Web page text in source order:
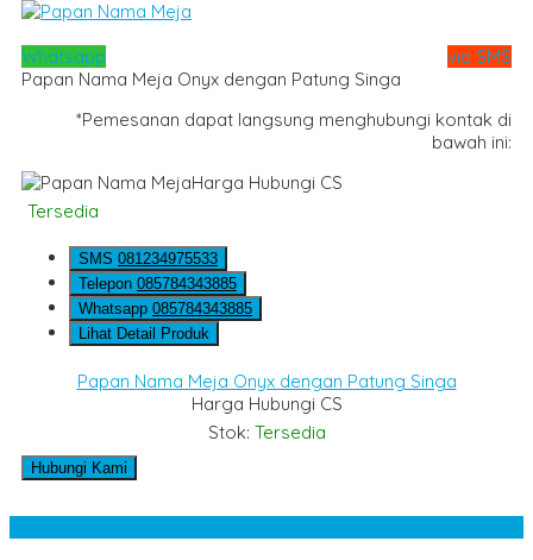
Whatsapp
via SMS
Papan Nama Meja Onyx dengan Patung Singa
*Pemesanan dapat langsung menghubungi kontak di
bawah ini:
Harga Hubungi CS
Tersedia
SMS 081234975533
Telepon 085784343885
Whatsapp 085784343885
Lihat Detail Produk
Papan Nama Meja Onyx dengan Patung Singa
Harga Hubungi CS
Stok: Tersedia
Hubungi Kami